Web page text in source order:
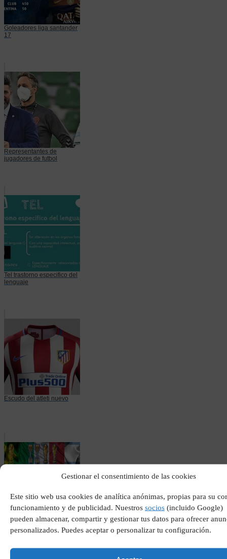
Gestionar el consentimiento de las cookies
Este sitio web usa cookies de analítica anónimas, propias para su
funcionamiento y de publicidad. Nuestros socios (incluido Google)
pueden almacenar, compartir y gestionar tus datos para ofrecer
personalizados. Puedes aceptar o personalizar tu configuración.
Goleadores liga santander
17
Representantes de
jugadores de futbol
Tel trastorno especifico del
lenguaje
Escudo del atleti nuevo
Selecciones con mas
mundiales